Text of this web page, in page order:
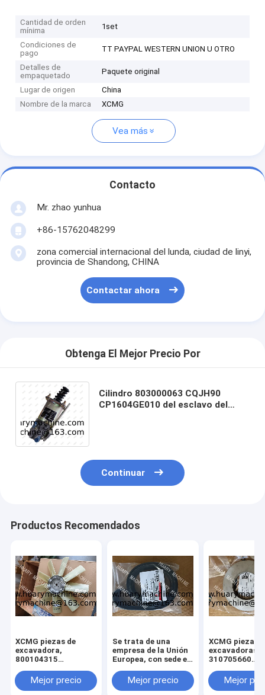
Cantidad de orden
mínima
1set
Condiciones de
pago
TT PAYPAL WESTERN UNION U OTRO
Detalles de
empaquetado
Paquete original
Lugar de origen
China
Nombre de la marca
XCMG
Vea más
Contacto
Mr. zhao yunhua
+86-15762048299
zona comercial internacional del lunda, ciudad de linyi,
provincia de Shandong, CHINA
Contactar ahora
Obtenga El Mejor Precio Por
Cilindro 803000063 CQJH90
CP1604GE010 del esclavo del
Continuar
Productos Recomendados
XCMG piezas de
excavadora,
800104315
xcmg xe 130 xe 150
Mejor precio
Se trata de una
empresa de la Unión
Europea, con sede en
Mejor precio
XCMG piezas
excavadoras,
310705660
3299000666
329900710
Mejor